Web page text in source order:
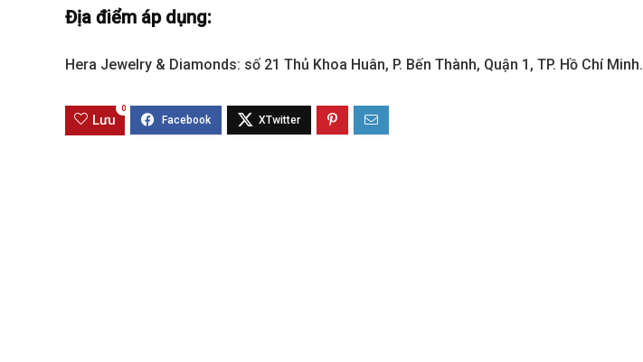
Địa điểm áp dụng:
Hera Jewelry & Diamonds: số 21 Thủ Khoa Huân, P. Bến Thành, Quận 1, TP. Hồ Chí Minh.
Lưu
0